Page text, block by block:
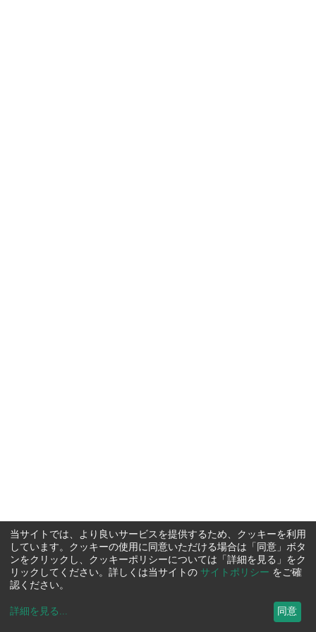
当サイトでは、より良いサービスを提供するため、クッキーを利用
しています。クッキーの使用に同意いただける場合は「同意」ボタ
ンをクリックし、クッキーポリシーについては「詳細を見る」をク
リックしてください。詳しくは当サイトの サイトポリシー をご確
認ください。
詳細を見る ... 同意